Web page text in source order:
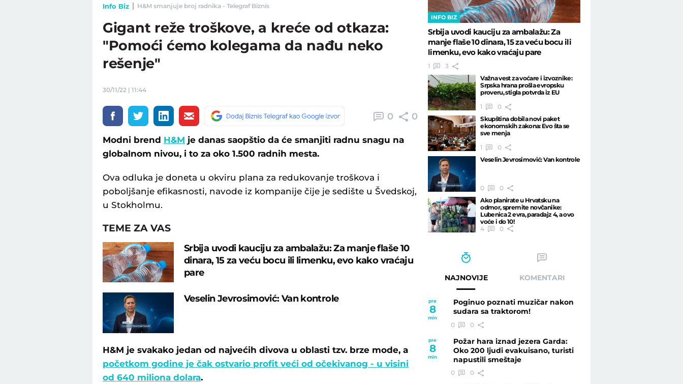
Info Biz H&M smanjuje broj radnika - Telegraf Biznis
Gigant reže troškove, a kreće od otkaza:
"Pomoći ćemo kolegama da nađu neko
rešenje"
30/11/22 | 11:44
0 0
Modni brend H&M je danas saopštio da će smanjiti radnu snagu na
globalnom nivou, i to za oko 1.500 radnih mesta.
Ova odluka je doneta u okviru plana za redukovanje troškova i
poboljšanje efikasnosti, navode iz kompanije čije je sedište u Švedskoj,
u Stokholmu.
TEME ZA VAS
Srbija uvodi kauciju za ambalažu: Za manje flaše 10
dinara, 15 za veću bocu ili limenku, evo kako vraćaju
pare
Veselin Jevrosimović: Van kontrole
H&M je svakako jedan od najvećih divova u oblasti tzv. brze mode, a
početkom godine je čak ostvario profit veći od očekivanog - u visini
od 640 miliona dolara.
INFO BIZ
Srbija uvodi kauciju za ambalažu: Za
manje flaše 10 dinara, 15 za veću bocu ili
limenku, evo kako vraćaju pare
1
3
Važna vest za voćare i izvoznike:
Srpska hrana prošla evropsku
proveru, stigla potvrda iz EU
1
0
Skupština dobila novi paket
ekonomskih zakona: Evo šta se
sve menja
1
0
Veselin Jevrosimović: Van kontrole
0
0
Ako planirate u Hrvatsku na
odmor, spremite novčanike:
Lubenica 2 evra, paradajz 4, a ovo
voće i do 10!
4
0
NAJNOVIJE KOMENTARI
pre
8
min
Poginuo poznati muzičar nakon
sudara sa traktorom!
0 0
pre
8
min
Požar hara iznad jezera Garda:
Oko 200 ljudi evakuisano, turisti
napustili smeštaje
0 0